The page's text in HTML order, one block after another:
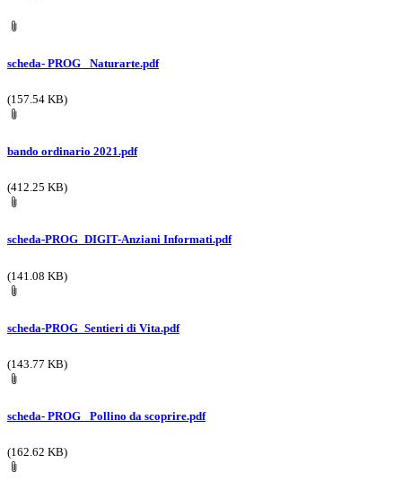
scheda- PROG_ Naturarte.pdf
(157.54 KB)
bando ordinario 2021.pdf
(412.25 KB)
scheda-PROG_DIGIT-Anziani Informati.pdf
(141.08 KB)
scheda-PROG_Sentieri di Vita.pdf
(143.77 KB)
scheda- PROG_ Pollino da scoprire.pdf
(162.62 KB)